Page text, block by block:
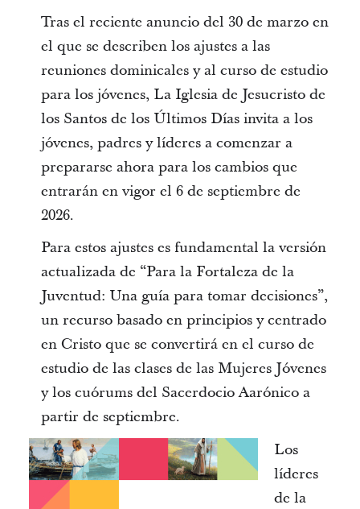
Tras el reciente anuncio del 30 de marzo en
el que se describen los ajustes a las
reuniones dominicales y al curso de estudio
para los jóvenes, La Iglesia de Jesucristo de
los Santos de los Últimos Días invita a los
jóvenes, padres y líderes a comenzar a
prepararse ahora para los cambios que
entrarán en vigor el 6 de septiembre de
2026.
Para estos ajustes es fundamental la versión
actualizada de “Para la Fortaleza de la
Juventud: Una guía para tomar decisiones”,
un recurso basado en principios y centrado
en Cristo que se convertirá en el curso de
estudio de las clases de las Mujeres Jóvenes
y los cuórums del Sacerdocio Aarónico a
partir de septiembre.
Los
líderes
de la